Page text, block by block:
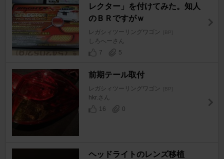
レクター」を付けてみた。知人
のＢＲですがｗ
レガシィツーリングワゴン [BP]
しろへーさん
7
5
前期テール取付
レガシィツーリングワゴン [BP]
hkr.さん
16
0
ヘッドライトのレンズ移植